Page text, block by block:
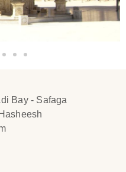
Bay - Safaga